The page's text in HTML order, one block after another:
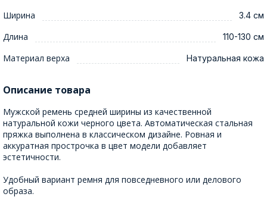
Ширина 3.4 см
Длина 110-130 см
Материал верха Натуральная кожа
Описание товара
Мужской ремень средней ширины из качественной
натуральной кожи черного цвета. Автоматическая стальная
пряжка выполнена в классическом дизайне. Ровная и
аккуратная прострочка в цвет модели добавляет
эстетичности.
Удобный вариант ремня для повседневного или делового
образа.